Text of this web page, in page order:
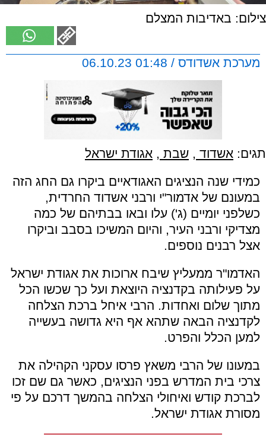
צילום: באדיבות המצלם
מערכת אשדודס / 01:48 06.10.23
תגים: אשדוד , שבת , אגודת ישראל
כמידי שנה הנציגים האגודאיים ביקרו גם החג הזה
במעונם של אדמור"י ורבני אשדוד החרדית,
כשלפני יומיים (ג') עלו ובאו בבתיהם של כמה
מצדיקי ורבני העיר, והיום המשיכו בסבב וביקרו
אצל רבנים נוספים.
האדמו"ר ממעליץ שיבח ארוכות את אגודת ישראל
על פעילותה בקדנציה היוצאת ועל כך שכשו הכל
מתוך שלום ואחדות. הרבי איחל ברכת הצלחה
לקדנציה הבאה שתהא אף היא גדושה בעשייה
למען הכלל והפרט.
במעונו של הרבי משאץ פרסו עסקני הקהילה את
צרכי בית המדרש בפני הנציגים, כאשר גם שם זכו
לברכת קודש ואיחולי הצלחה בהמשך דרכם על פי
מסורת אגודת ישראל.